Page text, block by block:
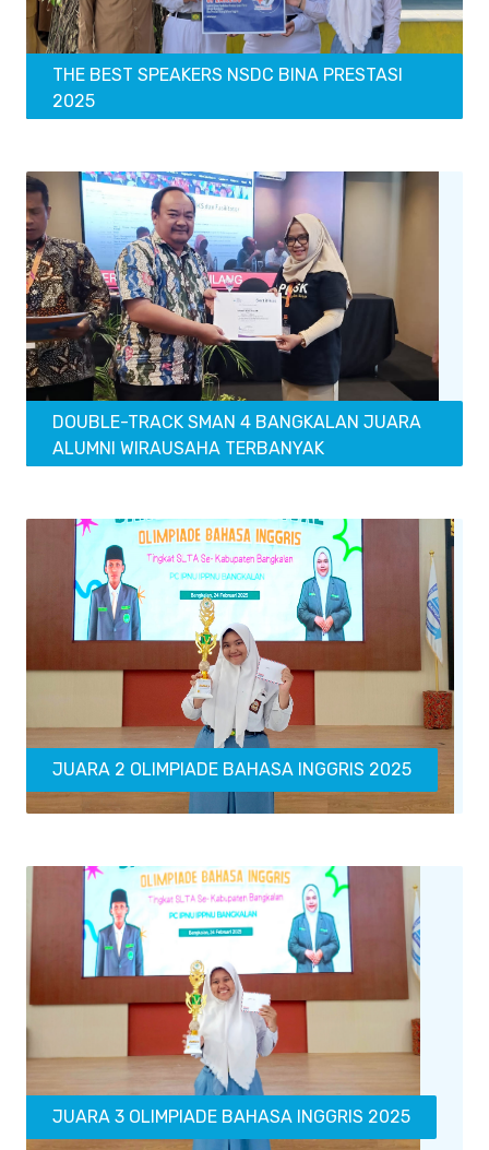
THE BEST SPEAKERS NSDC BINA PRESTASI
2025
DOUBLE-TRACK SMAN 4 BANGKALAN JUARA
ALUMNI WIRAUSAHA TERBANYAK
JUARA 2 OLIMPIADE BAHASA INGGRIS 2025
JUARA 3 OLIMPIADE BAHASA INGGRIS 2025